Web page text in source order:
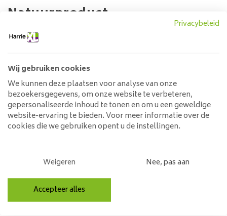
Natuurproduct
Salontafel eikenhout is een natuurproduct en zal altijd
gaan werken. Met werken willen we zeggen dat de tafel
krimpen of uit kan zetten. Hierbij kunnen er scheuren in
de nerf ontstaan wat de tafel karakter geeft. Door de
eiken salontafel te behandelen kan deze iets meer
hebben en zal het krimpen en uiteenzetten wat
beperkter blijven.
Eikenhout is een open nerf, dit wil zeggen dat vocht
tafel te behandelen zodat deze beschermd is voor
vlekken maar ook voor het zogenoemd werken van het
Privacybeleid
Wij gebruiken cookies
We kunnen deze plaatsen voor analyse van onze
bezoekersgegevens, om onze website te verbeteren,
gepersonaliseerde inhoud te tonen en om u een geweldige
website-ervaring te bieden. Voor meer informatie over de
cookies die we gebruiken opent u de instellingen.
Weigeren Nee, pas aan
Accepteer alles